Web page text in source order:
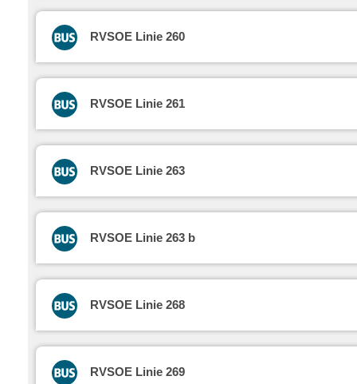
RVSOE Linie 260
RVSOE Linie 261
RVSOE Linie 263
RVSOE Linie 263 b
RVSOE Linie 268
RVSOE Linie 269